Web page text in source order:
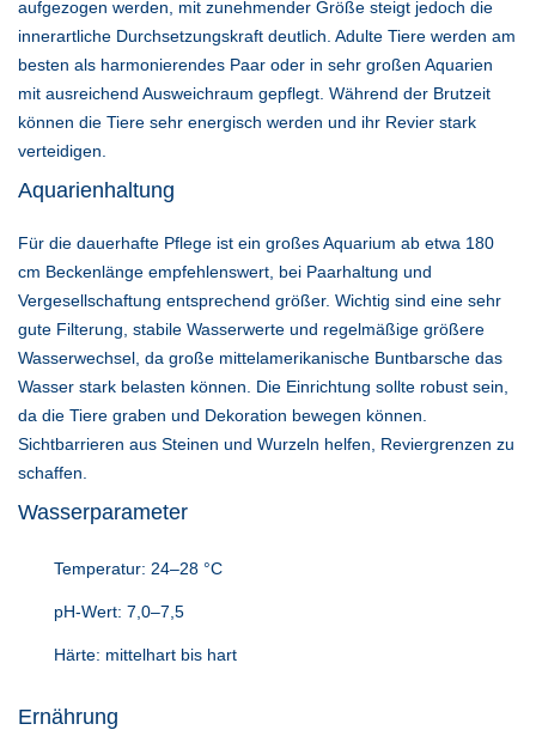
aufgezogen werden, mit zunehmender Größe steigt jedoch die
innerartliche Durchsetzungskraft deutlich. Adulte Tiere werden am
besten als harmonierendes Paar oder in sehr großen Aquarien
mit ausreichend Ausweichraum gepflegt. Während der Brutzeit
können die Tiere sehr energisch werden und ihr Revier stark
verteidigen.
Aquarienhaltung
Für die dauerhafte Pflege ist ein großes Aquarium ab etwa 180
cm Beckenlänge empfehlenswert, bei Paarhaltung und
Vergesellschaftung entsprechend größer. Wichtig sind eine sehr
gute Filterung, stabile Wasserwerte und regelmäßige größere
Wasserwechsel, da große mittelamerikanische Buntbarsche das
Wasser stark belasten können. Die Einrichtung sollte robust sein,
da die Tiere graben und Dekoration bewegen können.
Sichtbarrieren aus Steinen und Wurzeln helfen, Reviergrenzen zu
schaffen.
Wasserparameter
Temperatur: 24–28 °C
pH-Wert: 7,0–7,5
Härte: mittelhart bis hart
Ernährung